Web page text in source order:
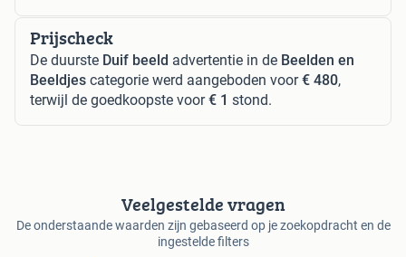
Prijscheck
De duurste Duif beeld advertentie in de Beelden en
Beeldjes categorie werd aangeboden voor€ 480,
terwijl de goedkoopste voor€ 1 stond.
Veelgestelde vragen
De onderstaande waarden zijn gebaseerd op je zoekopdracht en de
ingestelde filters